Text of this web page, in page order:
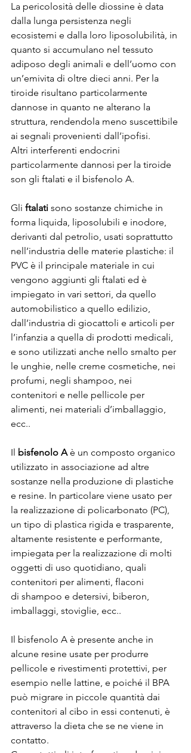
La pericolosità delle diossine è data
dalla lunga persistenza negli
ecosistemi e dalla loro liposolubilità, in
quanto si accumulano nel tessuto
adiposo degli animali e dell’uomo con
un’emivita di oltre dieci anni. Per la
tiroide risultano particolarmente
dannose in quanto ne alterano la
struttura, rendendola meno suscettibile
ai segnali provenienti dall’ipofisi.
Altri interferenti endocrini
particolarmente dannosi per la tiroide
son gli ftalati e il bisfenolo A.
Gli ftalati sono sostanze chimiche in
forma liquida, liposolubili e inodore,
derivanti dal petrolio, usati soprattutto
nell’industria delle materie plastiche: il
PVC è il principale materiale in cui
vengono aggiunti gli ftalati ed è
impiegato in vari settori, da quello
automobilistico a quello edilizio,
dall’industria di giocattoli e articoli per
l’infanzia a quella di prodotti medicali,
e sono utilizzati anche nello smalto per
le unghie, nelle creme cosmetiche, nei
profumi, negli shampoo, nei
contenitori e nelle pellicole per
alimenti, nei materiali d’imballaggio,
ecc..
Il bisfenolo A è un composto organico
utilizzato in associazione ad altre
sostanze nella produzione di plastiche
e resine. In particolare viene usato per
la realizzazione di policarbonato (PC),
un tipo di plastica rigida e trasparente,
altamente resistente e performante,
impiegata per la realizzazione di molti
oggetti di uso quotidiano, quali
contenitori per alimenti, flaconi
di shampoo e detersivi, biberon,
imballaggi, stoviglie, ecc..
Il bisfenolo A è presente anche in
alcune resine usate per produrre
pellicole e rivestimenti protettivi, per
esempio nelle lattine, e poiché il BPA
può migrare in piccole quantità dai
contenitori al cibo in essi contenuti, è
attraverso la dieta che se ne viene in
contatto.